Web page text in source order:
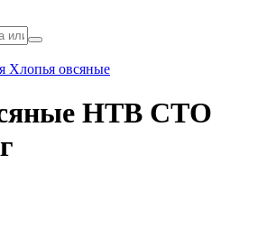
Хлопья овсяные
НТВ СТО